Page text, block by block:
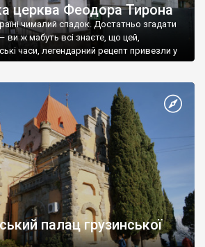
церква Феодора Тирона
чималий спадок. Достатньо згадати
ви ж мабуть всі знаєте, що цей,
часи, легендарний рецепт привезли у
палац грузинської